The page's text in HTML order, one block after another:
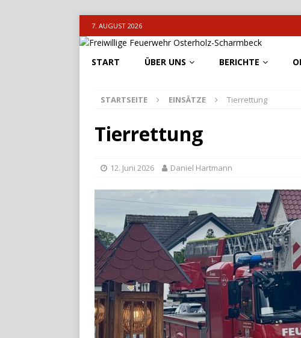
7. AUGUST 2026
START ÜBER UNS BERICHTE
STARTSEITE EINSÄTZE Tierrettung
Tierrettung
12. Juni 2026 Daniel Hartmann